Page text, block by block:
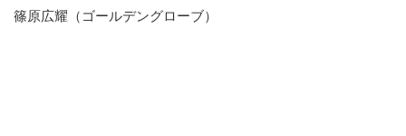
篠原広耀（ゴールデングローブ）